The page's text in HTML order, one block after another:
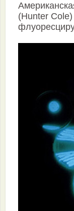
(Hunter